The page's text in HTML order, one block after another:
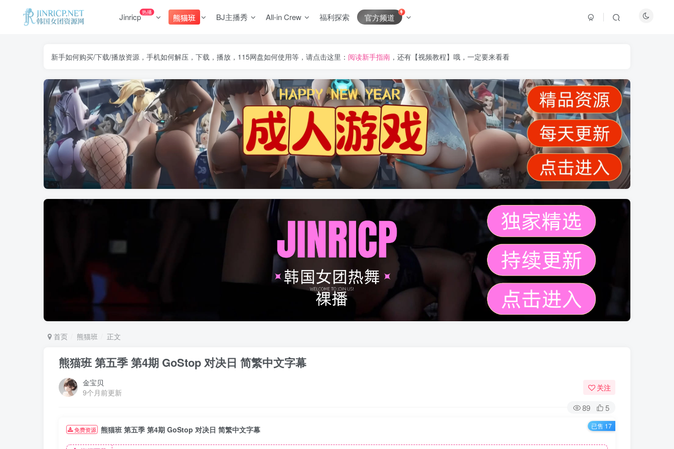
Jinricp热播
熊猫班 BJ主播秀 All-in Crew 福利探索 官方频道
新手如何购买/下载/播放资源，手机如何解压，下载，播放，115网盘如何使用等，请点击这里： 阅读新手指南 ，还有【视频教程】哦，一定要来看看
首页 熊猫班 正文
熊猫班 第五季 第4期 GoStop 对决日 简繁中文字幕
金宝贝
9个月前更新
关注
89 5
已售 17
免费资源 熊猫班 第五季 第4期 GoStop 对决日 简繁中文字幕